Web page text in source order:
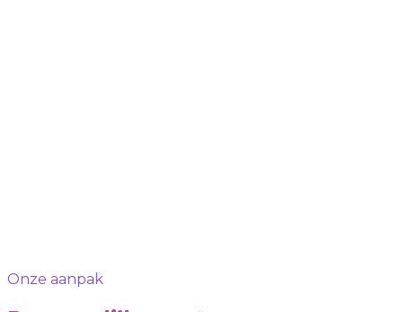
Onze aanpak